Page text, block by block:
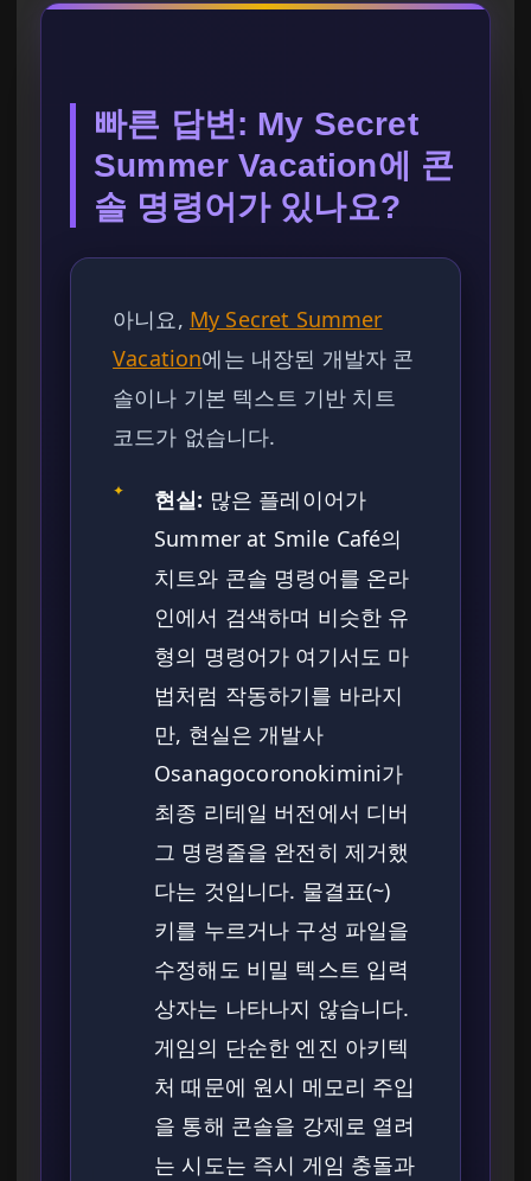
빠른 답변: My Secret
Summer Vacation에 콘
솔 명령어가 있나요?
아니요, My Secret Summer
Vacation에는 내장된 개발자 콘
솔이나 기본 텍스트 기반 치트
코드가 없습니다.
✦ 현실: 많은 플레이어가
Summer at Smile Café의
치트와 콘솔 명령어를 온라
인에서 검색하며 비슷한 유
형의 명령어가 여기서도 마
법처럼 작동하기를 바라지
만, 현실은 개발사
Osanagocoronokimini가
최종 리테일 버전에서 디버
그 명령줄을 완전히 제거했
다는 것입니다. 물결표(~)
키를 누르거나 구성 파일을
수정해도 비밀 텍스트 입력
상자는 나타나지 않습니다.
게임의 단순한 엔진 아키텍
처 때문에 원시 메모리 주입
을 통해 콘솔을 강제로 열려
는 시도는 즉시 게임 충돌과